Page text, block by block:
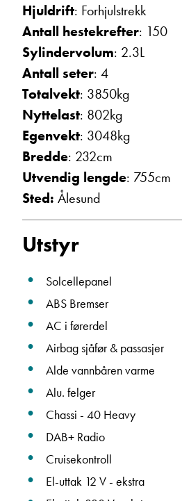
Beskrivelse
Denne siden er beskyttet av
Personvernerklæring
Hjuldrift: Forhjulstrekk
Antall hestekrefter: 150
Sylindervolum: 2.3L
Antall seter: 4
Totalvekt: 3850kg
Nyttelast: 802kg
Egenvekt: 3048kg
Bredde: 232cm
Utvendig lengde: 755cm
Sted: Ålesund
Utstyr
Solcellepanel
ABS Bremser
AC i førerdel
Airbag sjåfør & passasjer
Alde vannbåren varme
Alu. felger
Chassi - 40 Heavy
DAB+ Radio
Cruisekontroll
El-uttak 12 V - ekstra